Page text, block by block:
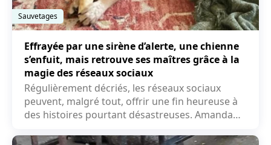
Sauvetages
Effrayée par une sirène d’alerte, une chienne
s’enfuit, mais retrouve ses maîtres grâce à la
magie des réseaux sociaux
Régulièrement décriés, les réseaux sociaux
peuvent, malgré tout, offrir une fin heureuse à
des histoires pourtant désastreuses. Amanda